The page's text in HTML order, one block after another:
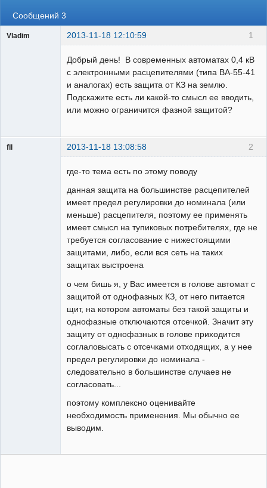
Сообщений 3
1
Vladim 2013-11-18 12:10:59
Добрый день! В современных автоматах 0,4 кВ
с электронными расцепителями (типа ВА-55-41
и аналогах) есть защита от КЗ на землю.
Подскажите есть ли какой-то смысл ее вводить,
или можно ограничится фазной защитой?
2
fll 2013-11-18 13:08:58
где-то тема есть по этому поводу
данная защита на большинстве расцепителей
имеет предел регулировки до номинала (или
меньше) расцепителя, поэтому ее применять
имеет смысл на тупиковых потребителях, где не
требуется согласование с нижестоящими
защитами, либо, если вся сеть на таких
защитах выстроена
о чем бишь я, у Вас имеется в голове автомат с
защитой от однофазных КЗ, от него питается
щит, на котором автоматы без такой защиты и
однофазные отключаются отсечкой. Значит эту
защиту от однофазных в голове приходится
соглаловысать с отсечками отходящих, а у нее
предел регулировки до номинала -
следовательно в большинстве случаев не
согласовать...
поэтому комплексно оценивайте
необходимость применения. Мы обычно ее
выводим.